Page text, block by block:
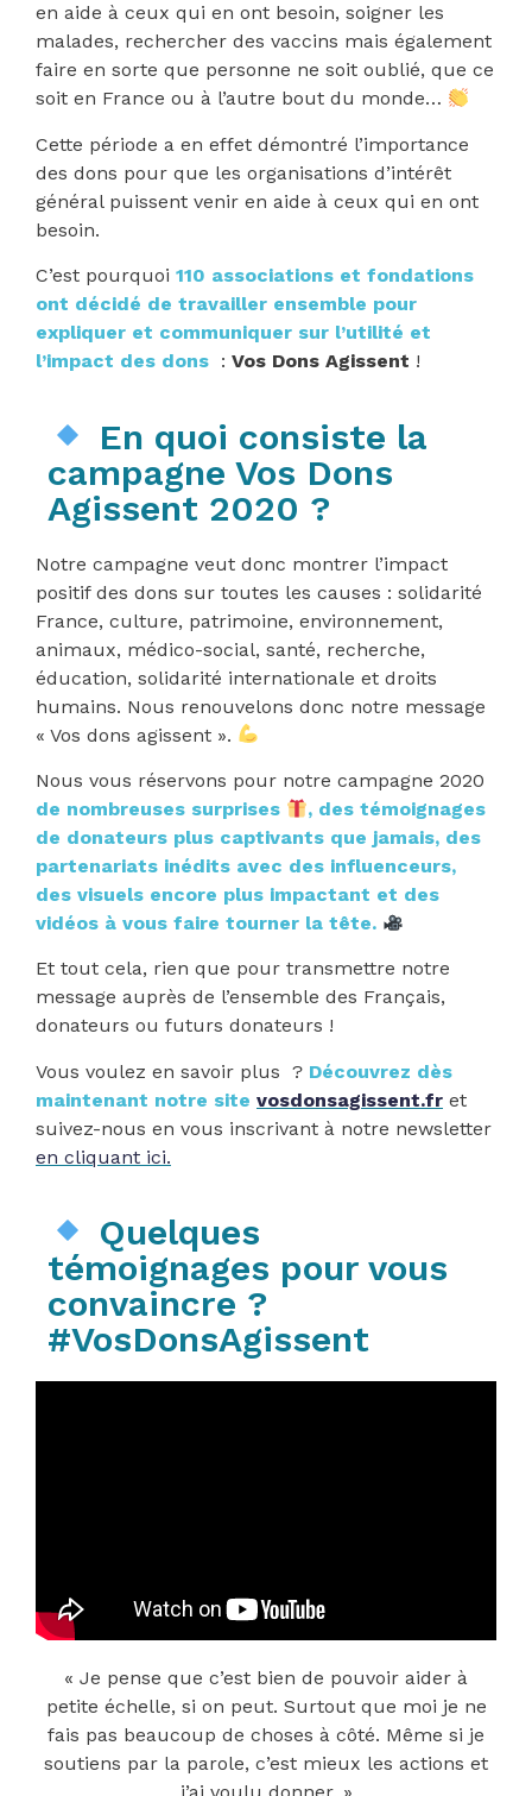
en aide à ceux qui en ont besoin, soigner les
malades, rechercher des vaccins mais également
faire en sorte que personne ne soit oublié, que ce
soit en France ou à l’autre bout du monde…
Cette période a en effet démontré l’importance
des dons pour que les organisations d’intérêt
général puissent venir en aide à ceux qui en ont
besoin.
C’est pourquoi 110 associations et fondations
ont décidé de travailler ensemble pour
expliquer et communiquer sur l’utilité et
l’impact des dons : Vos Dons Agissent !
En quoi consiste la
campagne Vos Dons
Agissent 2020 ?
Notre campagne veut donc montrer l’impact
positif des dons sur toutes les causes : solidarité
France, culture, patrimoine, environnement,
animaux, médico-social, santé, recherche,
éducation, solidarité internationale et droits
humains. Nous renouvelons donc notre message
« Vos dons agissent ».
Nous vous réservons pour notre campagne 2020
de nombreuses surprises
, des témoignages
de donateurs plus captivants que jamais, des
partenariats inédits avec des influenceurs,
des visuels encore plus impactant et des
vidéos à vous faire tourner la tête.
Et tout cela, rien que pour transmettre notre
message auprès de l’ensemble des Français,
donateurs ou futurs donateurs !
Vous voulez en savoir plus ? Découvrez dès
maintenant notre site vosdonsagissent.fr et
suivez-nous en vous inscrivant à notre newsletter
en cliquant ici.
Quelques
témoignages pour vous
convaincre ?
#VosDonsAgissent
« Je pense que c’est bien de pouvoir aider à
petite échelle, si on peut. Surtout que moi je ne
fais pas beaucoup de choses à côté. Même si je
soutiens par la parole, c’est mieux les actions et